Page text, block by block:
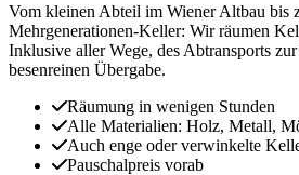
Vom kleinen Abteil im Wiener Altbau bis
Mehrgenerationen-Keller: Wir räumen
Inklusive aller Wege, des Abtransports
besenreinen Übergabe.
Räumung in wenigen Stunden
Alle Materialien: Holz, Metall,
Auch enge oder verwinkelte
Pauschalpreis vorab